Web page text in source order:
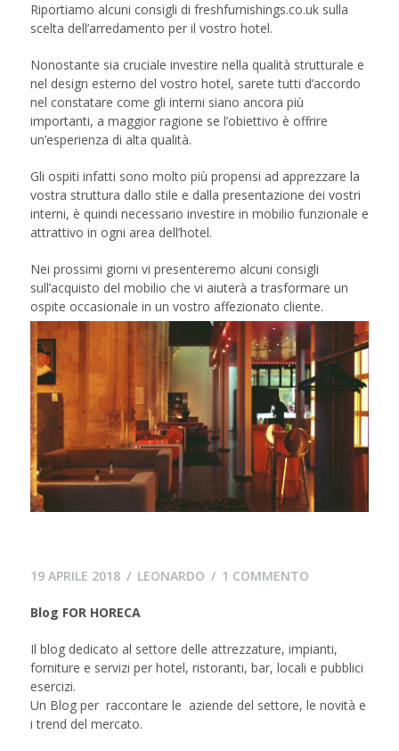
Riportiamo alcuni consigli di freshfurnishings.co.uk sulla
scelta dell’arredamento per il vostro hotel.
Nonostante sia cruciale investire nella qualità strutturale e
nel design esterno del vostro hotel, sarete tutti d’accordo
nel constatare come gli interni siano ancora più
importanti, a maggior ragione se l’obiettivo è offrire
un’esperienza di alta qualità.
Gli ospiti infatti sono molto più propensi ad apprezzare la
vostra struttura dallo stile e dalla presentazione dei vostri
interni, è quindi necessario investire in mobilio funzionale e
attrattivo in ogni area dell’hotel.
Nei prossimi giorni vi presenteremo alcuni consigli
sull’acquisto del mobilio che vi aiuterà a trasformare un
ospite occasionale in un vostro affezionato cliente.
19 APRILE 201820
2018
LEONARDO 1 COMMENTOSU
Blog FOR HORECA
Il blog dedicato al settore delle attrezzature, impianti,
forniture e servizi per hotel, ristoranti, bar, locali e pubblici
esercizi.
Un Blog per raccontare le aziende del settore, le novità e
i trend del mercato.